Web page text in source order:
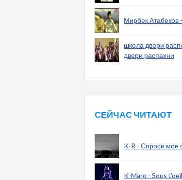
Мирбек Атабеков
школа двери
двери распахни
СЕЙЧАС ЧИТАЮТ
K-R - Спроси мое
K-Maro - Sous